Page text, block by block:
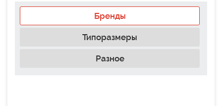
Бренды
Типоразмеры
Разное